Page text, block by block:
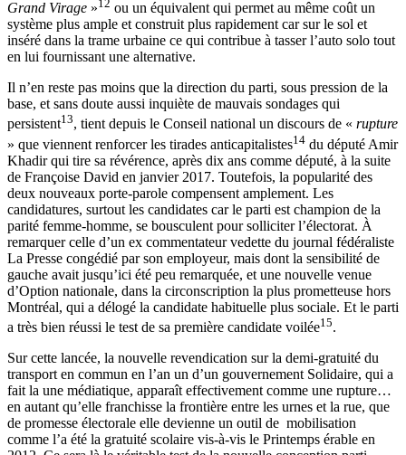
Grand Virage »12 ou un équivalent qui permet au même coût un
système plus ample et construit plus rapidement car sur le sol et
inséré dans la trame urbaine ce qui contribue à tasser l’auto solo tout
en lui fournissant une alternative.
Il n’en reste pas moins que la direction du parti, sous pression de la
base, et sans doute aussi inquiète de mauvais sondages qui
persistent13, tient depuis le Conseil national un discours de « rupture
» que viennent renforcer les tirades anticapitalistes14 du député Amir
Khadir qui tire sa révérence, après dix ans comme député, à la suite
de Françoise David en janvier 2017. Toutefois, la popularité des
deux nouveaux porte-parole compensent amplement. Les
candidatures, surtout les candidates car le parti est champion de la
parité femme-homme, se bousculent pour solliciter l’électorat. À
remarquer celle d’un ex commentateur vedette du journal fédéraliste
La Presse congédié par son employeur, mais dont la sensibilité de
gauche avait jusqu’ici été peu remarquée, et une nouvelle venue
d’Option nationale, dans la circonscription la plus prometteuse hors
Montréal, qui a délogé la candidate habituelle plus sociale. Et le parti
a très bien réussi le test de sa première candidate voilée15.
Sur cette lancée, la nouvelle revendication sur la demi-gratuité du
transport en commun en l’an un d’un gouvernement Solidaire, qui a
fait la une médiatique, apparaît effectivement comme une rupture…
en autant qu’elle franchisse la frontière entre les urnes et la rue, que
de promesse électorale elle devienne un outil de mobilisation
comme l’a été la gratuité scolaire vis-à-vis le Printemps érable en